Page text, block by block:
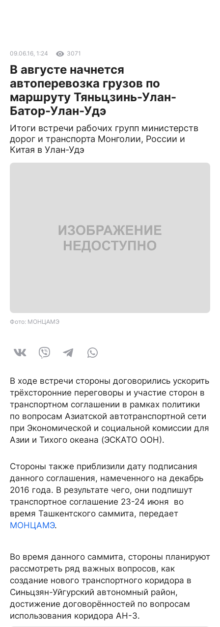
09.06.16, 1:24 3071
В августе начнется
автоперевозка грузов по
маршруту Тяньцзинь-Улан-
Батор-Улан-Удэ
Итоги встречи рабочих групп министерств
дорог и транспорта Монголии, России и
Китая в Улан-Удэ
Фото: МОНЦАМЭ
В ходе встречи стороны договорились ускорить
трёхсторонние переговоры и участие сторон в
транспортном соглашении в рамках политики
по вопросам Азиатской автотранспортной сети
при Экономической и социальной комиссии для
Азии и Тихого океана (ЭСКАТО ООН).
Стороны также приблизили дату подписания
данного соглашения, намеченного на декабрь
2016 года. В результате чего, они подпишут
транспортное соглашение 23-24 июня во
время Ташкентского саммита, передает
МОНЦАМЭ.
Во время данного саммита, стороны планируют
рассмотреть ряд важных вопросов, как
создание нового транспортного коридора в
Синьцзян-Уйгурский автономный район,
достижение договорённостей по вопросам
использования коридора АН-3.